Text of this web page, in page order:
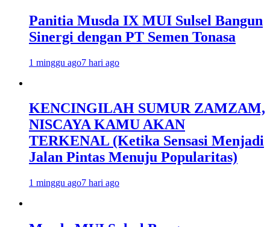
Panitia Musda IX MUI Sulsel Bangun
Sinergi dengan PT Semen Tonasa
1 minggu ago7 hari ago
KENCINGILAH SUMUR ZAMZAM,
NISCAYA KAMU AKAN
TERKENAL (Ketika Sensasi Menjadi
Jalan Pintas Menuju Popularitas)
1 minggu ago7 hari ago